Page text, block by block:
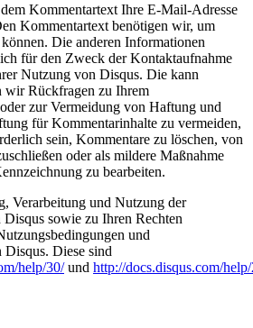
Kommentartext Ihre E-Mail-Adresse
Kommentartext benötigen wir, um
Die anderen Informationen
für den Zweck der Kontaktaufnahme
Nutzung von Disqus. Die kann
wir Rückfragen zu Ihrem
zur Vermeidung von Haftung und
für Kommentarinhalte zu vermeiden,
sein, Kommentare zu löschen, von
oder als mildere Maßnahme
zu bearbeiten.
Verarbeitung und Nutzung der
sowie zu Ihren Rechten
und
Diese sind
help/30/und http://docs.disqus.com/